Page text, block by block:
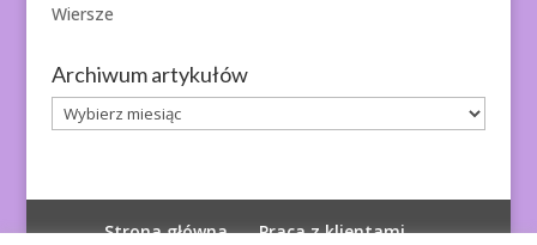
Wiersze
Archiwum artykułów
Archiwum
artykułów
Strona główna
Praca z klientami